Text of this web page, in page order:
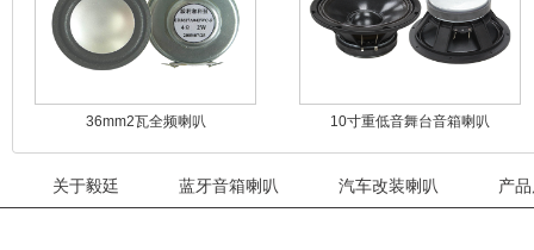
36mm2瓦全频喇叭 10寸重低音舞台音箱喇叭
关于毅廷 蓝牙音箱喇叭 汽车改装喇叭 产